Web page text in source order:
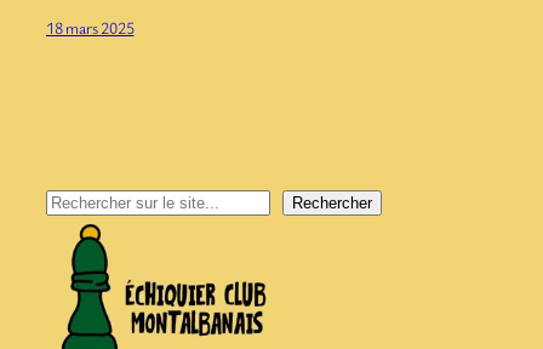
18 mars 2025
Rechercher Rechercher